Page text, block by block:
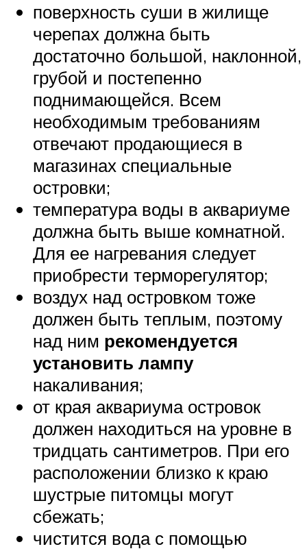
поверхность суши в жилище
черепах должна быть
достаточно большой, наклонной,
грубой и постепенно
поднимающейся. Всем
необходимым требованиям
отвечают продающиеся в
магазинах специальные
островки;
температура воды в аквариуме
должна быть выше комнатной.
Для ее нагревания следует
приобрести терморегулятор;
воздух над островком тоже
должен быть теплым, поэтому
над ним рекомендуется
установить лампу
накаливания;
от края аквариума островок
должен находиться на уровне в
тридцать сантиметров. При его
расположении близко к краю
шустрые питомцы могут
сбежать;
чистится вода с помощью